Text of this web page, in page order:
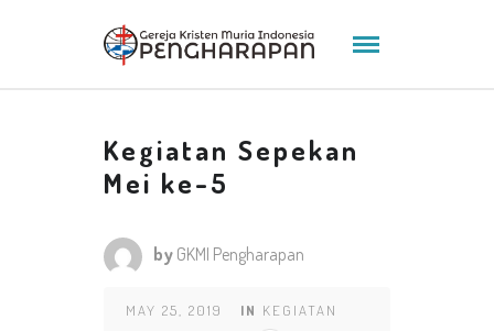
Kegiatan Sepekan
Mei ke-5
by GKMI Pengharapan
MAY 25, 2019 IN KEGIATAN